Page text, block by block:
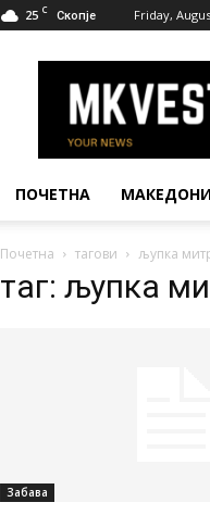
25 C Скопје Friday,
Вести
ПОЧЕТНА
Почетна тагови љупка
таг: љупка
Забава